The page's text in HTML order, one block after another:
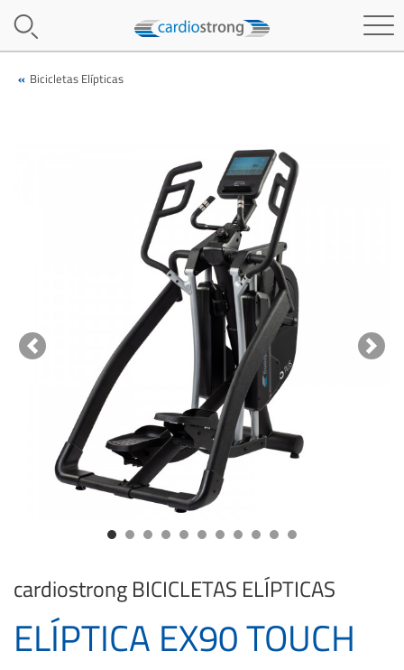
Bicicletas Elípticas
Previous Next
cardiostrongBICICLETAS ELÍPTICAS
ELÍPTICA EX90 TOUCH